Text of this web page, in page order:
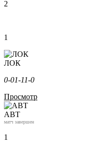
2
1
ЛОК
0-01-11-0
Просмотр
АВТ
матч завершен
1